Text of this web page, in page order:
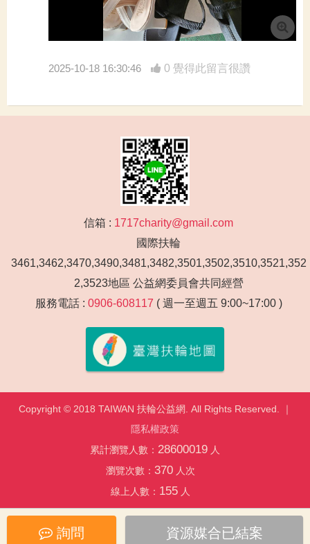
詢問 資源媒合已結案
2025-10-18 16:30:46 0 覺得此留言很讚
信箱 : 1717charity@gmail.com
國際扶輪
3461,3462,3470,3490,3481,3482,3501,3502,3510,3521,352
2,3523地區 公益網委員會共同經營
服務電話 : 0906-608117 ( 週一至週五 9:00~17:00 )
Copyright © 2018 TAIWAN 扶輪公益網. All Rights Reserved. ｜
隱私權政策
累計瀏覽人數： 28600019 人
瀏覽次數： 370人次
線上人數： 155人